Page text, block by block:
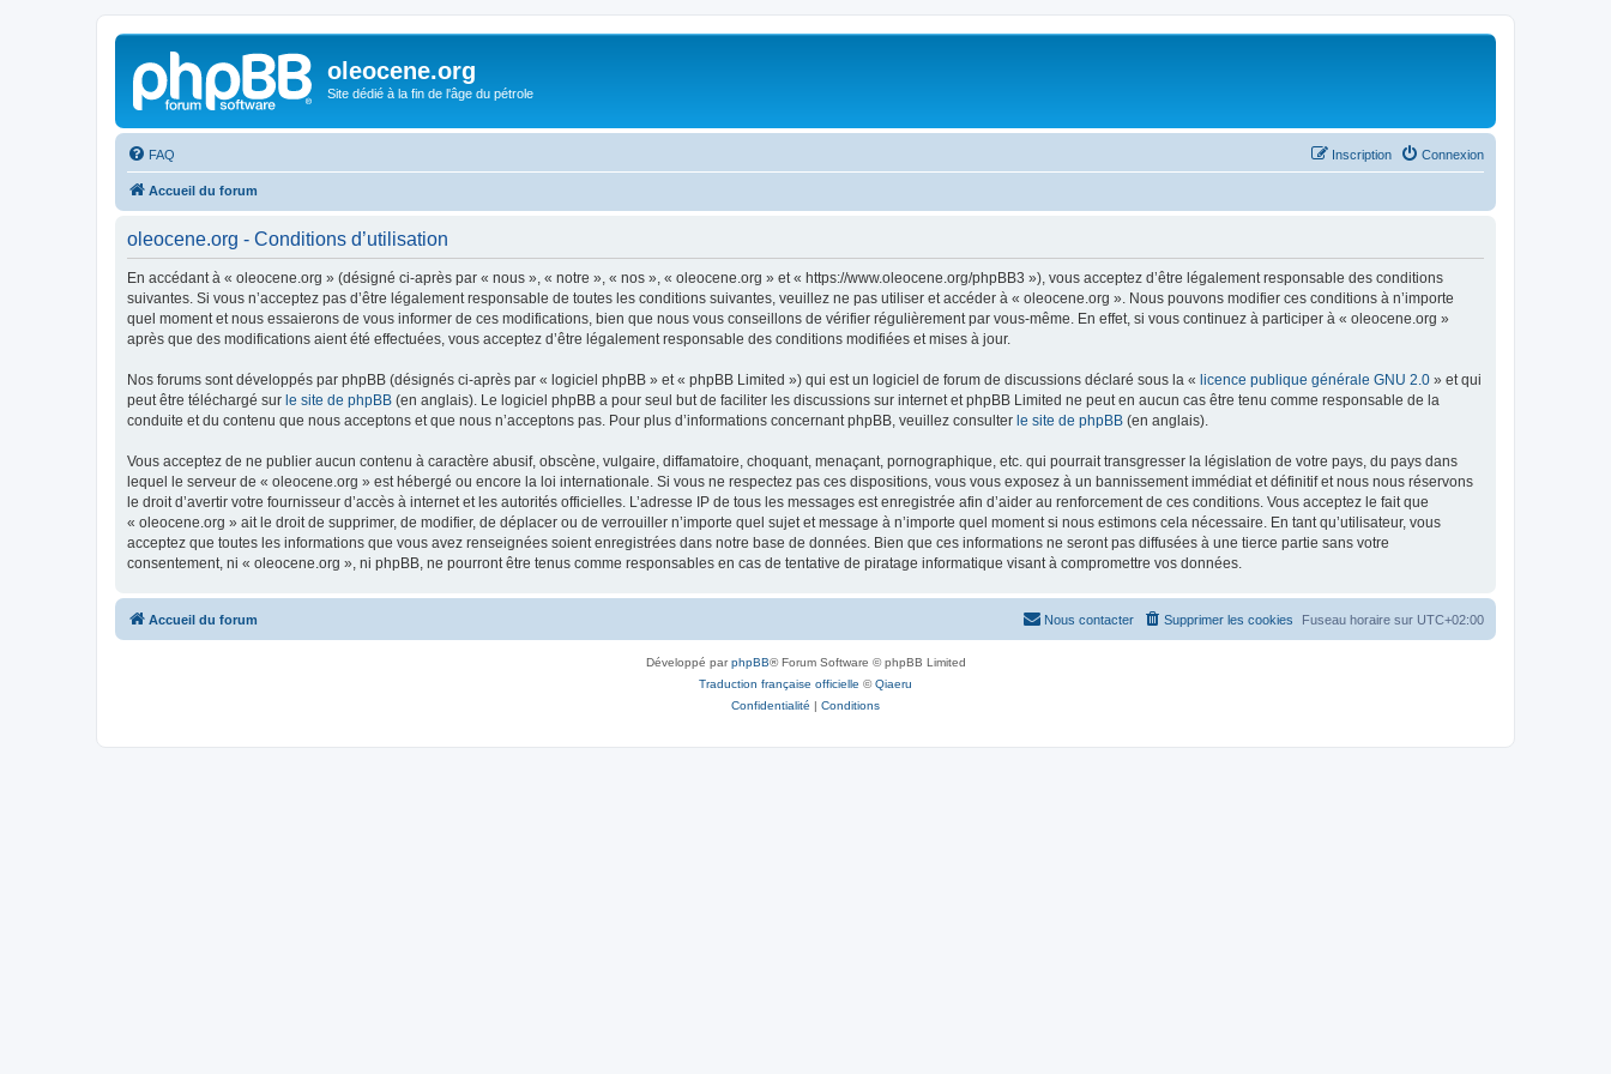
oleocene.org
Site dédié à la fin de l'âge du pétrole
FAQ Connexion
Inscription
Accueil du forum
oleocene.org - Conditions d’utilisation
En accédant à « oleocene.org » (désigné ci-après par « nous », « notre », « nos », « oleocene.org » et « https://www.oleocene.org/phpBB3 »), vous acceptez d’être légalement responsable des conditions
suivantes. Si vous n’acceptez pas d’être légalement responsable de toutes les conditions suivantes, veuillez ne pas utiliser et accéder à « oleocene.org ». Nous pouvons modifier ces conditions à n’importe
quel moment et nous essaierons de vous informer de ces modifications, bien que nous vous conseillons de vérifier régulièrement par vous-même. En effet, si vous continuez à participer à « oleocene.org »
après que des modifications aient été effectuées, vous acceptez d’être légalement responsable des conditions modifiées et mises à jour.
Nos forums sont développés par phpBB (désignés ci-après par « logiciel phpBB » et « phpBB Limited ») qui est un logiciel de forum de discussions déclaré sous la « licence publique générale GNU 2.0 » et qui
peut être téléchargé sur le site de phpBB (en anglais). Le logiciel phpBB a pour seul but de faciliter les discussions sur internet et phpBB Limited ne peut en aucun cas être tenu comme responsable de la
conduite et du contenu que nous acceptons et que nous n’acceptons pas. Pour plus d’informations concernant phpBB, veuillez consulter le site de phpBB (en anglais).
Vous acceptez de ne publier aucun contenu à caractère abusif, obscène, vulgaire, diffamatoire, choquant, menaçant, pornographique, etc. qui pourrait transgresser la législation de votre pays, du pays dans
lequel le serveur de « oleocene.org » est hébergé ou encore la loi internationale. Si vous ne respectez pas ces dispositions, vous vous exposez à un bannissement immédiat et définitif et nous nous réservons
le droit d’avertir votre fournisseur d’accès à internet et les autorités officielles. L’adresse IP de tous les messages est enregistrée afin d’aider au renforcement de ces conditions. Vous acceptez le fait que
« oleocene.org » ait le droit de supprimer, de modifier, de déplacer ou de verrouiller n’importe quel sujet et message à n’importe quel moment si nous estimons cela nécessaire. En tant qu’utilisateur, vous
acceptez que toutes les informations que vous avez renseignées soient enregistrées dans notre base de données. Bien que ces informations ne seront pas diffusées à une tierce partie sans votre
consentement, ni « oleocene.org », ni phpBB, ne pourront être tenus comme responsables en cas de tentative de piratage informatique visant à compromettre vos données.
Accueil du forum Fuseau horaire sur UTC+02:00
Supprimer les cookies
Nous contacter
Développé parphpBB® Forum Software © phpBB Limited
Traduction française officielle ©Qiaeru
Confidentialité | Conditions